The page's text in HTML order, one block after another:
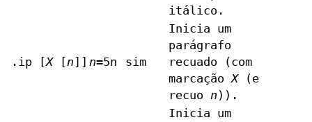
itálico.
.ip [X[n]] n=5n sim
Inicia um
parágrafo
recuado (com
marcação X(e
recuo n )).
Inicia um